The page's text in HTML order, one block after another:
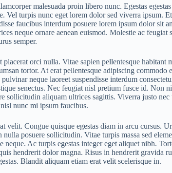
malesuada proin libero nunc. Egestas
Vel turpis nunc eget lorem dolor sed viverra ipsum.
faucibus interdum posuere lorem ipsum dolor sit
neque ornare aenean euismod. Molestie ac feugiat
semper.
orci nulla. Vitae sapien pellentesque habitant
tortor. At erat pellentesque adipiscing commodo
neque laoreet suspendisse interdum
senectus. Nec feugiat nisl pretium fusce id. Non
sollicitudin aliquam ultrices sagittis. Viverra justo
nunc mi ipsum faucibus.
velit. Congue quisque egestas diam in arcu cursus.
posuere sollicitudin. Vitae turpis massa sed
neque. Ac turpis egestas integer eget aliquet nibh.
hendrerit dolor magna. Risus in hendrerit gravida
Blandit aliquam etiam erat velit scelerisque in.